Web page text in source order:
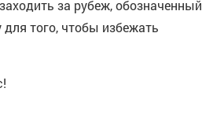
за рубеж, обозначенный
того, чтобы избежать